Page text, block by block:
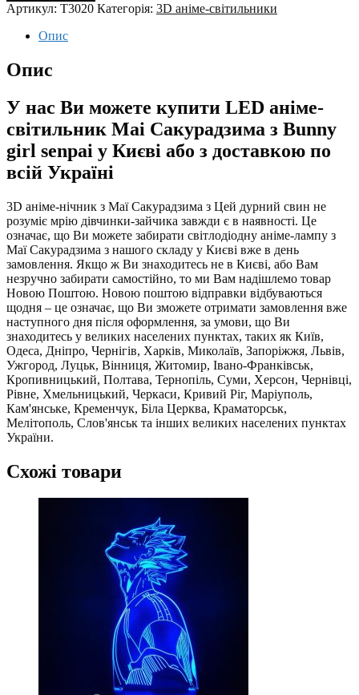
Артикул: T3020 Категорія: 3D аніме-світильники
Опис
Опис
У нас Ви можете купити LED аніме-
світильник Маі Сакурадзима з Bunny
girl senpai у Києві або з доставкою по
всій Україні
3D аніме-нічник з Маї Сакурадзима з Цей дурний свин не
розуміє мрію дівчинки-зайчика завжди є в наявності. Це
означає, що Ви можете забирати світлодіодну аніме-лампу з
Маї Сакурадзима з нашого складу у Києві вже в день
замовлення. Якщо ж Ви знаходитесь не в Києві, або Вам
незручно забирати самостійно, то ми Вам надішлемо товар
Новою Поштою. Новою поштою відправки відбуваються
щодня – це означає, що Ви зможете отримати замовлення вже
наступного дня після оформлення, за умови, що Ви
знаходитесь у великих населених пунктах, таких як Київ,
Одеса, Дніпро, Чернігів, Харків, Миколаїв, Запоріжжя, Львів,
Ужгород, Луцьк, Вінниця, Житомир, Івано-Франківськ,
Кропивницький, Полтава, Тернопіль, Суми, Херсон, Чернівці,
Рівне, Хмельницький, Черкаси, Кривий Ріг, Маріуполь,
Кам'янське, Кременчук, Біла Церква, Краматорськ,
Мелітополь, Слов'янськ та інших великих населених пунктах
України.
Схожі товари